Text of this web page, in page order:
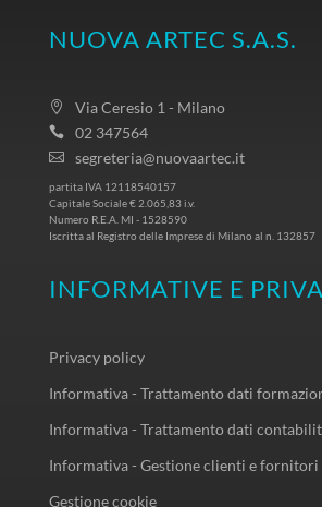
NUOVA ARTEC S.A.S.
Via Ceresio 1 - Milano
02 347564
segreteria@nuovaartec.it
partita IVA 12118540157
Capitale Sociale € 2.065,83 i.v.
Numero R.E.A. MI - 1528590
Iscritta al Registro delle Imprese di Milano al n. 132857
INFORMATIVE E
Privacy policy
Informativa - Trattamento dati
Informativa - Trattamento dati
Informativa - Gestione clienti e fornitori
Gestione cookie